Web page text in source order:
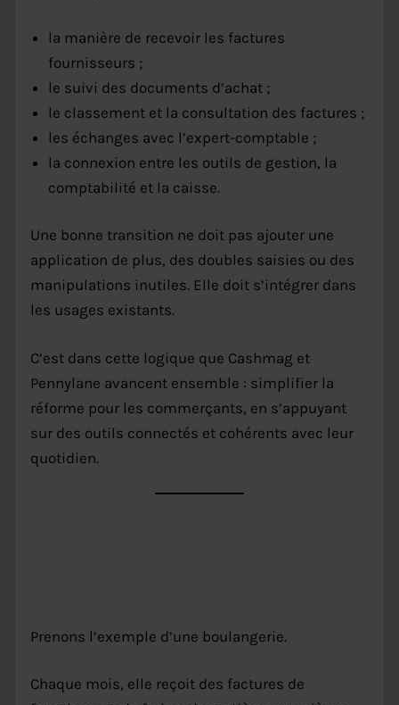
la manière de recevoir les factures
fournisseurs ;
le suivi des documents d’achat ;
le classement et la consultation des factures ;
les échanges avec l’expert-comptable ;
la connexion entre les outils de gestion, la
comptabilité et la caisse.
Une bonne transition ne doit pas ajouter une
application de plus, des doubles saisies ou des
manipulations inutiles. Elle doit s’intégrer dans
les usages existants.
C’est dans cette logique que Cashmag et
Pennylane avancent ensemble : simplifier la
réforme pour les commerçants, en s’appuyant
sur des outils connectés et cohérents avec leur
quotidien.
Prenons l’exemple d’une boulangerie.
Chaque mois, elle reçoit des factures de